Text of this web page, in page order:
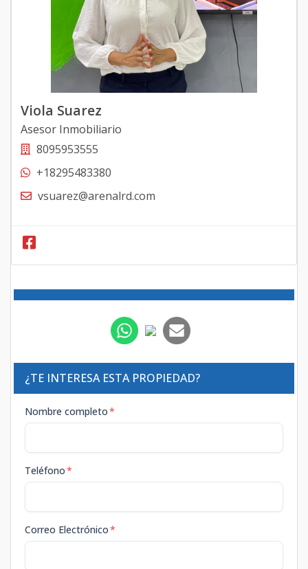
Viola Suarez
Asesor Inmobiliario
8095953555
+18295483380
vsuarez@arenalrd.com
¿TE INTERESA ESTA PROPIEDAD?
Nombre completo*
Teléfono*
Correo Electrónico*